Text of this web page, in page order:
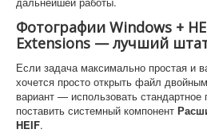
Фотографии Windows +
Extensions — лучший
Если задача максимально простая и
хочется просто открыть файл
вариант — использовать стандартное
поставить системный компонент
HEIF.